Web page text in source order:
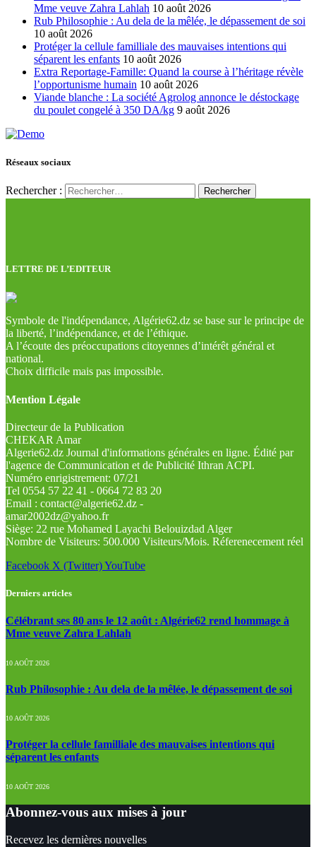
Mme veuve Zahra Lahlah 10 août 2026
Rub Philosophie : Au dela de la mêlée, le dépassement de soi
10 août 2026
Protéger la cellule familliale des mauvaises intentions qui
séparent les enfants 10 août 2026
Extra Reportage-Famille: Quand la course à l’héritage révèle
l’opportunisme humain 10 août 2026
Viande blanche : La société Agrolog annonce le déstockage
du poulet congelé à 350 DA/kg 9 août 2026
Réseaux sociaux
Rechercher :
LETTRE DE L’EDITEUR
Symbole de l'indépendance, Algérie62.dz se base sur le principe de
la liberté, l’indépendance, et de l’éthique.
A l’écoute des préoccupations citoyennes d’intérêt général et
national.
Choix difficile mais pas impossible.
Mention Légale
Directeur de la Publication
CHEKAR Amar
Algerie62.dz Journal d'informations générales en ligne. Édité par
l'agence de Communication et de Publicité Ithran ACPI.
Numéro enrigistrement: 07/21
Tel 0554 57 22 41 - 0664 72 83 20
Email : contact@algerie62.dz -
amar2002dz@yahoo.fr
Siège: 22 rue Mohamed Layachi Belouizdad Alger
Nombre de Visiteurs: 500.000 Visiteurs/Mois. Réferenecement réel
Facebook X (Twitter)YouTube
Derniers articles
Célébrant ses 80 ans le 12 août : Algérie62 rend hommage à
Mme veuve Zahra Lahlah
10 AOÛT 2026
Rub Philosophie : Au dela de la mêlée, le dépassement de soi
10 AOÛT 2026
Protéger la cellule familliale des mauvaises intentions qui
séparent les enfants
10 AOÛT 2026
Abonnez-vous aux mises à jour
Recevez les dernières nouvelles